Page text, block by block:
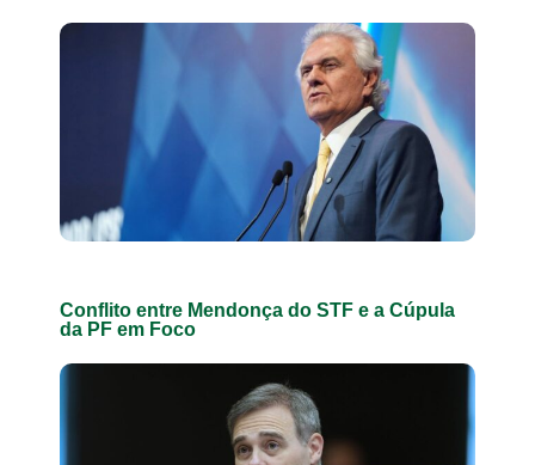
Conflito entre Mendonça do STF e a Cúpula
da PF em Foco